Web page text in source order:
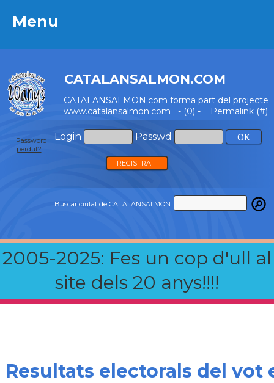
Menu
CATALANSALMON.COM
CATALANSALMON.com forma part del projecte
www.catalansalmon.com - (0) - Permalink (#)
Login Passwd
Password
perdut?
REGISTRA'T
Buscar ciutat de CATALANSALMON:
2005-2025: Fes un cop d'ull al
site dels 20 anys!!!!
Menu
Resultats electorals del vot